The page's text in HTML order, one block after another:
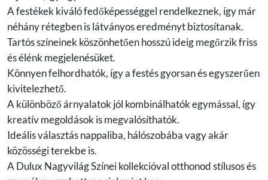
A festékek kiváló fedőképességgel rendelkeznek, így már
néhány rétegben is látványos eredményt biztosítanak.
Tartós színeinek köszönhetően hosszú ideig megőrzik friss
és élénk megjelenésüket.
Könnyen felhordhatók, így a festés gyorsan és egyszerűen
kivitelezhető.
A különböző árnyalatok jól kombinálhatók egymással, így
kreatív megoldások is megvalósíthatók.
Ideális választás nappaliba, hálószobába vagy akár
közösségi terekbe is.
A Dulux Nagyvilág Színei kollekcióval otthonod stílusos és